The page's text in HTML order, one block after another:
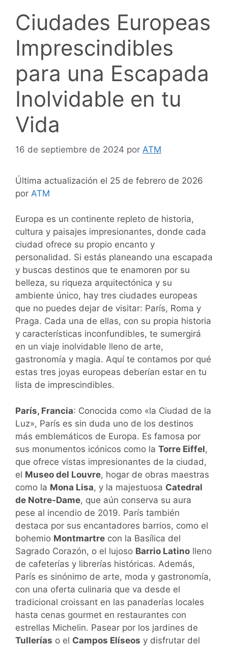
Ciudades Europeas
Imprescindibles
para una Escapada
Inolvidable en tu
Vida
16 de septiembre de 2024 por ATM
Última actualización el 25 de febrero de 2026
por ATM
Europa es un continente repleto de historia,
cultura y paisajes impresionantes, donde cada
ciudad ofrece su propio encanto y
personalidad. Si estás planeando una escapada
y buscas destinos que te enamoren por su
belleza, su riqueza arquitectónica y su
ambiente único, hay tres ciudades europeas
que no puedes dejar de visitar: París, Roma y
Praga. Cada una de ellas, con su propia historia
y características inconfundibles, te sumergirá
en un viaje inolvidable lleno de arte,
gastronomía y magia. Aquí te contamos por qué
estas tres joyas europeas deberían estar en tu
lista de imprescindibles.
París, Francia: Conocida como «la Ciudad de la
Luz», París es sin duda uno de los destinos
más emblemáticos de Europa. Es famosa por
sus monumentos icónicos como la Torre Eiffel,
que ofrece vistas impresionantes de la ciudad,
el Museo del Louvre, hogar de obras maestras
como la Mona Lisa, y la majestuosa Catedral
de Notre-Dame, que aún conserva su aura
pese al incendio de 2019. París también
destaca por sus encantadores barrios, como el
bohemio Montmartre con la Basílica del
Sagrado Corazón, o el lujoso Barrio Latino lleno
de cafeterías y librerías históricas. Además,
París es sinónimo de arte, moda y gastronomía,
con una oferta culinaria que va desde el
tradicional croissant en las panaderías locales
hasta cenas gourmet en restaurantes con
estrellas Michelin. Pasear por los jardines de
Tullerías o el Campos Elíseos y disfrutar del